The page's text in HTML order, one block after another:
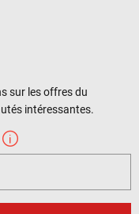
sur les offres du
intéressantes.